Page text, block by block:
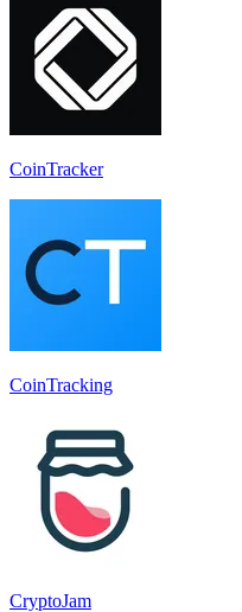
CoinTracker
CoinTracking
CryptoJam